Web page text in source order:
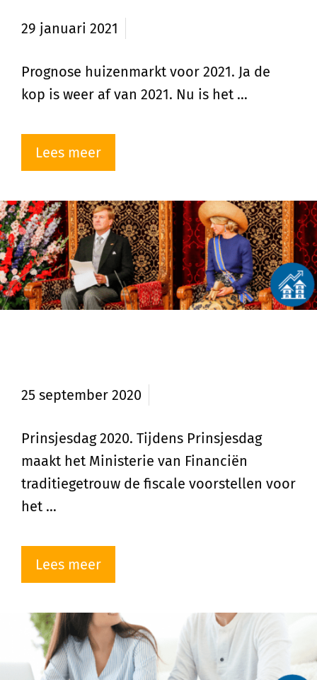
29 januari 2021
Prognose huizenmarkt voor 2021. Ja de
kop is weer af van 2021. Nu is het …
Lees meer
25 september 2020
Prinsjesdag 2020. Tijdens Prinsjesdag
maakt het Ministerie van Financiën
traditiegetrouw de fiscale voorstellen voor
het …
Lees meer